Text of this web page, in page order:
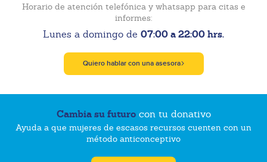
Horario de atención telefónica y whatsapp para citas e
informes:
Lunes a domingo de 07:00 a 22:00 hrs.
Quiero hablar con una asesora
Cambia su futurocon tu donativo
Ayuda a que mujeres de escasos recursos cuenten con un
método anticonceptivo